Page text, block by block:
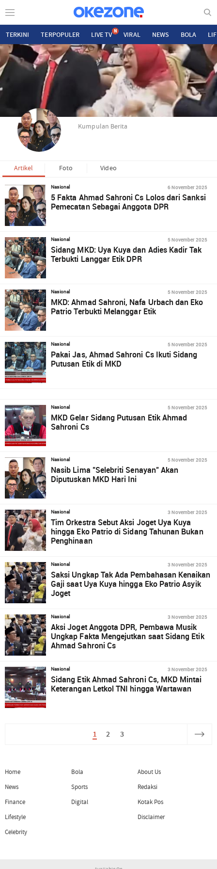
TERKINI TERPOPULER LIVE TV N VIRAL NEWS BOLA
Kumpulan Berita
Artikel Foto Video
Nasional 6 November 2025
5 Fakta Ahmad Sahroni Cs Lolos dari Sanksi
Pemecatan Sebagai Anggota DPR
Nasional 5 November 2025
Sidang MKD: Uya Kuya dan Adies Kadir Tak
Terbukti Langgar Etik DPR
Nasional 5 November 2025
MKD: Ahmad Sahroni, Nafa Urbach dan Eko
Patrio Terbukti Melanggar Etik
Nasional 5 November 2025
Pakai Jas, Ahmad Sahroni Cs Ikuti Sidang
Putusan Etik di MKD
Nasional 5 November 2025
MKD Gelar Sidang Putusan Etik Ahmad
Sahroni Cs
Nasional 5 November 2025
Nasib Lima "Selebriti Senayan" Akan
Diputuskan MKD Hari Ini
Nasional 3 November 2025
Tim Orkestra Sebut Aksi Joget Uya Kuya
hingga Eko Patrio di Sidang Tahunan Bukan
Penghinaan
Nasional 3 November 2025
Saksi Ungkap Tak Ada Pembahasan Kenaikan
Gaji saat Uya Kuya hingga Eko Patrio Asyik
Joget
Nasional 3 November 2025
Aksi Joget Anggota DPR, Pembawa Musik
Ungkap Fakta Mengejutkan saat Sidang Etik
Ahmad Sahroni Cs
Nasional 3 November 2025
Sidang Etik Ahmad Sahroni Cs, MKD Mintai
Keterangan Letkol TNI hingga Wartawan
1 2 3
Home
News
Finance
Lifestyle
Celebrity
Bola
Sports
Digital
About Us
Redaksi
Kotak Pos
Disclaimer